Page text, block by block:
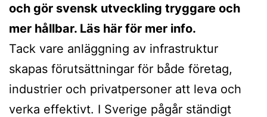
och gör svensk utveckling tryggare och
mer hållbar. Läs här för mer info.
Tack vare anläggning av infrastruktur
skapas förutsättningar för både företag,
industrier och privatpersoner att leva och
verka effektivt. I Sverige pågår ständigt